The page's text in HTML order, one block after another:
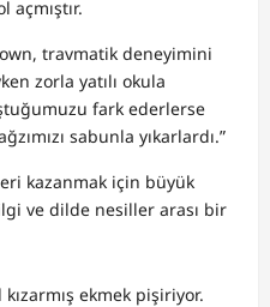
açmıştır.
travmatik deneyimini
zorla yatılı okula
fark ederlerse
sabunla yıkarlardı.”
kazanmak için büyük
ve dilde nesiller arası bir
ekmek pişiriyor.